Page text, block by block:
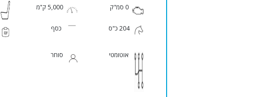
0 סמ"ק 5,000 ק"מ
204 כ"ס כסף
אוטומטי סוחר